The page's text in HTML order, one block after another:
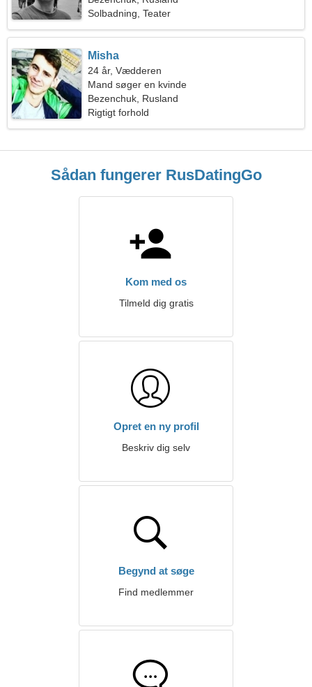
Solbadning, Teater
Misha
24 år, Vædderen
Mand søger en kvinde
Bezenchuk, Rusland
Rigtigt forhold
Sådan fungerer RusDatingGo
Kom med os
Tilmeld dig gratis
Opret en ny profil
Beskriv dig selv
Begynd at søge
Find medlemmer